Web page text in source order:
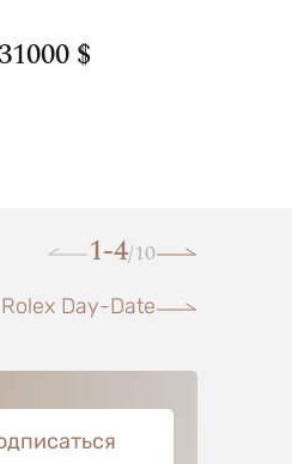
31000 $
1-4/10
Day-Date